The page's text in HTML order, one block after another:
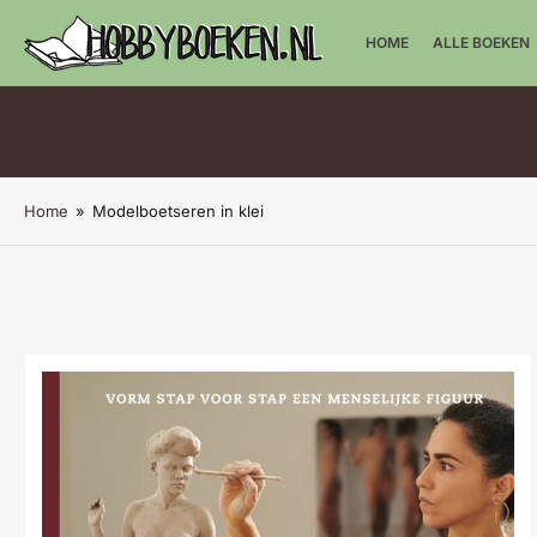
HOME ALLE BOEKEN
Home » Modelboetseren in klei